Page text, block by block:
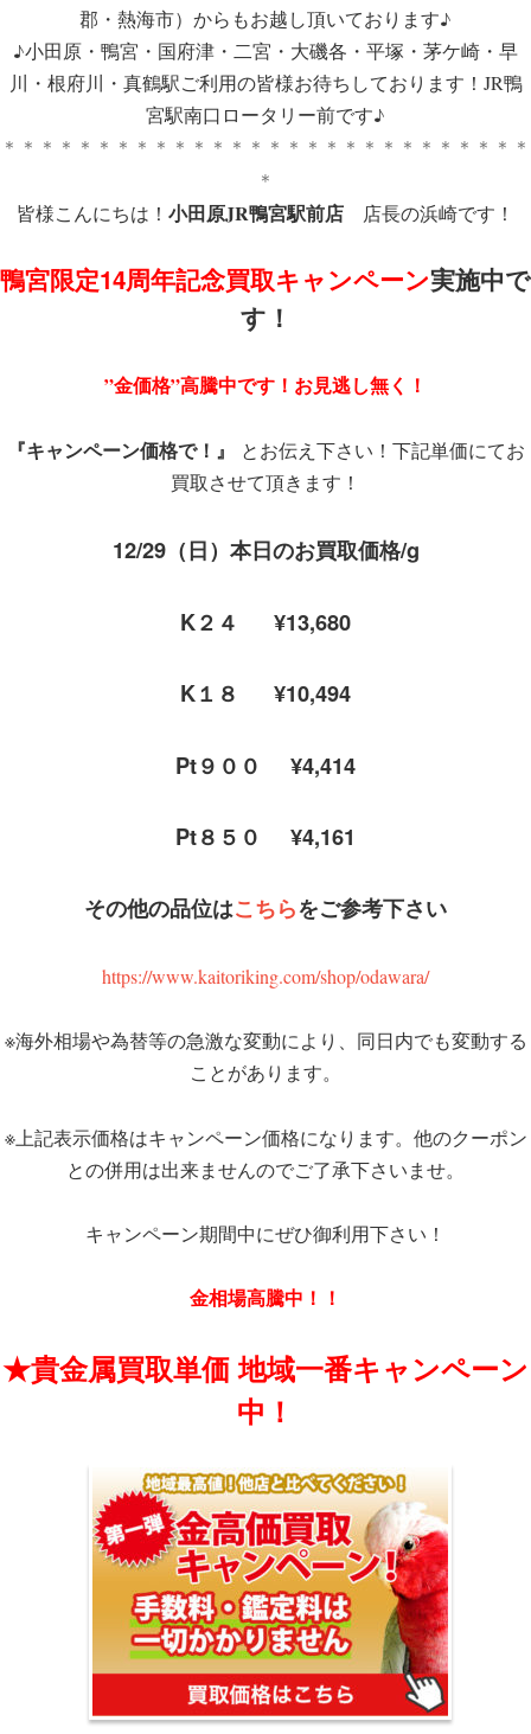
郡・熱海市）からもお越し頂いております♪
♪小田原・鴨宮・国府津・二宮・大磯各・平塚・茅ケ崎・早
川・根府川・真鶴駅ご利用の皆様お待ちしております！JR鴨
宮駅南口ロータリー前です♪
＊＊＊＊＊＊＊＊＊＊＊＊＊＊＊＊＊＊＊＊＊＊＊＊＊＊＊＊
＊
皆様こんにちは！ 小田原JR鴨宮駅前店 店長の浜崎です！
鴨宮限定14周年記念買取キャンペーン実施中で
す！
”金価格”高騰中です！お見逃し無く！
『キャンペーン価格で！』
とお伝え下さい！下記単価にてお
買取させて頂きます！
12/29（日）本日のお買取価格/g
K２４ ¥13,680
K１８ ¥10,494
Pt９００ ¥4,414
Pt８５０ ¥4,161
その他の品位はこちらをご参考下さい
https://www.kaitoriking.com/shop/odawara/
※海外相場や為替等の急激な変動により、同日内でも変動する
ことがあります。
※上記表示価格はキャンペーン価格になります。他のクーポン
との併用は出来ませんのでご了承下さいませ。
キャンペーン期間中にぜひ御利用下さい！
金相場高騰中！！
★貴金属買取単価 地域一番キャンペーン
中！